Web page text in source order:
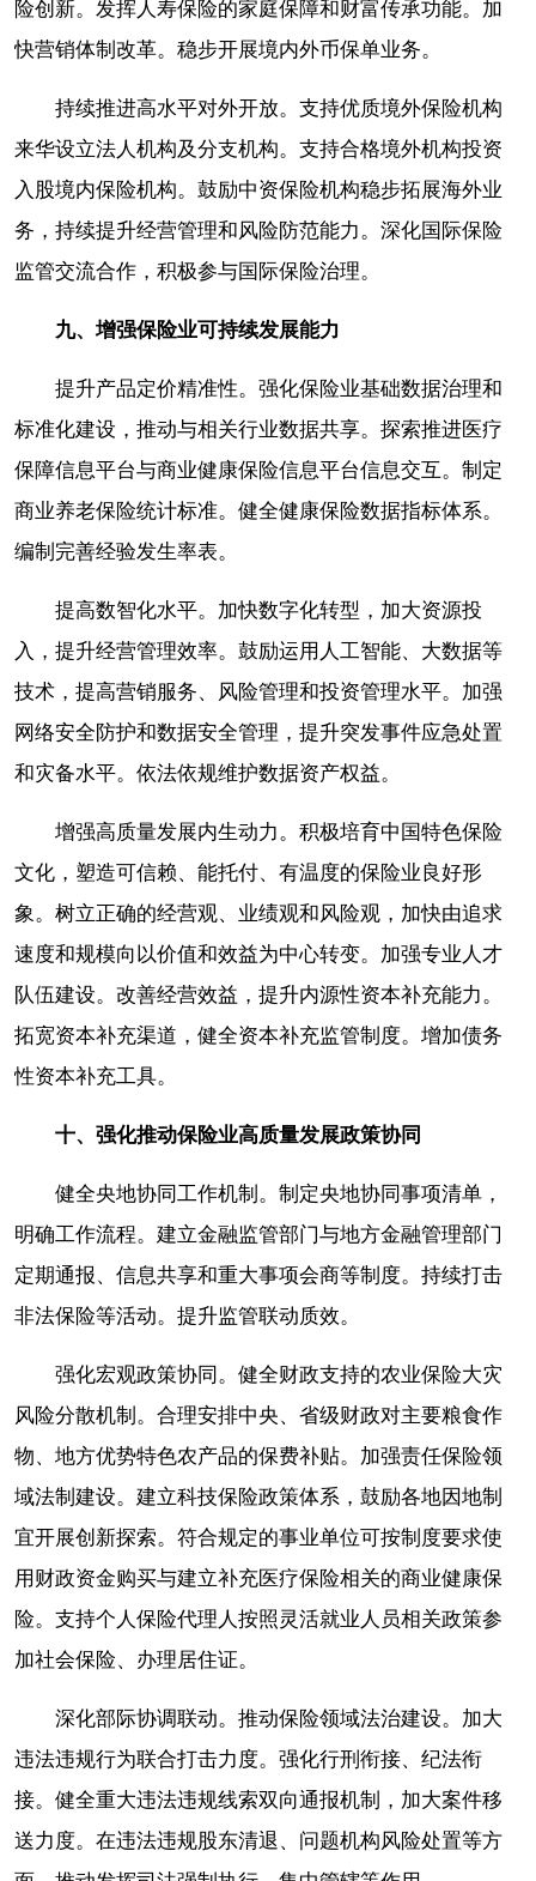
险创新。发挥人寿保险的家庭保障和财富传承功能。加
快营销体制改革。稳步开展境内外币保单业务。
持续推进高水平对外开放。支持优质境外保险机构
来华设立法人机构及分支机构。支持合格境外机构投资
入股境内保险机构。鼓励中资保险机构稳步拓展海外业
务，持续提升经营管理和风险防范能力。深化国际保险
监管交流合作，积极参与国际保险治理。
九、增强保险业可持续发展能力
提升产品定价精准性。强化保险业基础数据治理和
标准化建设，推动与相关行业数据共享。探索推进医疗
保障信息平台与商业健康保险信息平台信息交互。制定
商业养老保险统计标准。健全健康保险数据指标体系。
编制完善经验发生率表。
提高数智化水平。加快数字化转型，加大资源投
入，提升经营管理效率。鼓励运用人工智能、大数据等
技术，提高营销服务、风险管理和投资管理水平。加强
网络安全防护和数据安全管理，提升突发事件应急处置
和灾备水平。依法依规维护数据资产权益。
增强高质量发展内生动力。积极培育中国特色保险
文化，塑造可信赖、能托付、有温度的保险业良好形
象。树立正确的经营观、业绩观和风险观，加快由追求
速度和规模向以价值和效益为中心转变。加强专业人才
队伍建设。改善经营效益，提升内源性资本补充能力。
拓宽资本补充渠道，健全资本补充监管制度。增加债务
性资本补充工具。
十、强化推动保险业高质量发展政策协同
健全央地协同工作机制。制定央地协同事项清单，
明确工作流程。建立金融监管部门与地方金融管理部门
定期通报、信息共享和重大事项会商等制度。持续打击
非法保险等活动。提升监管联动质效。
强化宏观政策协同。健全财政支持的农业保险大灾
风险分散机制。合理安排中央、省级财政对主要粮食作
物、地方优势特色农产品的保费补贴。加强责任保险领
域法制建设。建立科技保险政策体系，鼓励各地因地制
宜开展创新探索。符合规定的事业单位可按制度要求使
用财政资金购买与建立补充医疗保险相关的商业健康保
险。支持个人保险代理人按照灵活就业人员相关政策参
加社会保险、办理居住证。
深化部际协调联动。推动保险领域法治建设。加大
违法违规行为联合打击力度。强化行刑衔接、纪法衔
接。健全重大违法违规线索双向通报机制，加大案件移
送力度。在违法违规股东清退、问题机构风险处置等方